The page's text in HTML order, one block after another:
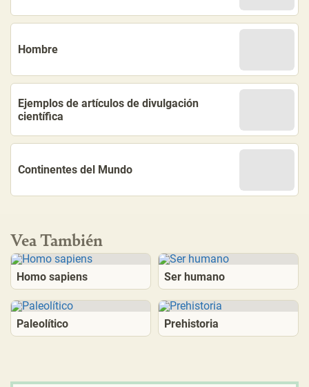
Hombre
Ejemplos de artículos de divulgación
científica
Continentes del Mundo
Vea También
Homo sapiens Ser humano
Paleolítico Prehistoria